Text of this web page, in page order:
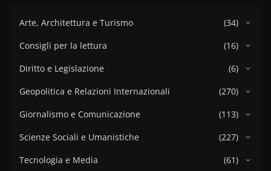
Arte, Architettura e Turismo
(34)
Consigli per la lettura
(16)
Diritto e Legislazione
(6)
Geopolitica e Relazioni Internazionali
(270)
Giornalismo e Comunicazione
(113)
Scienze Sociali e Umanistiche
(227)
Tecnologia e Media
(61)